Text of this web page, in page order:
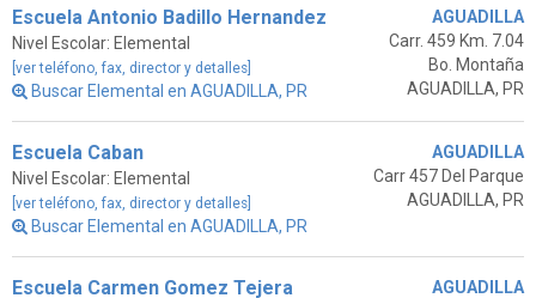
Escuela Antonio Badillo Hernandez
Nivel Escolar: Elemental
[ver teléfono, fax, director y detalles]
Buscar Elemental en AGUADILLA, PR
AGUADILLA
Carr. 459 Km. 7.04
Bo. Montaña
AGUADILLA, PR
Escuela Caban
Nivel Escolar: Elemental
[ver teléfono, fax, director y detalles]
Buscar Elemental en AGUADILLA, PR
AGUADILLA
Carr 457 Del Parque
AGUADILLA, PR
Escuela Carmen Gomez Tejera
AGUADILLA